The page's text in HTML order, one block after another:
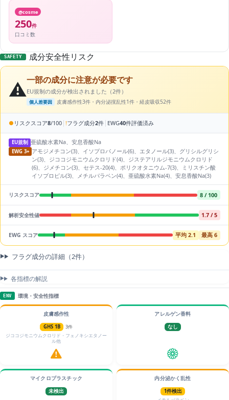
@cosme
250件
口コミ数
SAFETY 成分安全性リスク
⚠️一部の成分に注意が必要です
EU規制の成分が検出されました（2件）
個人差要因 皮膚感作性3件・内分泌撹乱性1件・経皮吸収52件
● リスクスコア8/100 | !フラグ成分2件 | EWG40件評価済み
EU規制 亜硫酸水素Na、安息香酸Na
EWG 3+ アモジメチコン(3)、イソプロパノール(6)、エタノール(3)、グリシルグリシ
ン(3)、ジココジモニウムクロリド(4)、ジステアリルジモニウムクロリド
(6)、ジメチコン(3)、セテス-20(4)、ポリクオタニウム-7(3)、ミリスチン酸
イソプロピル(3)、メチルパラベン(4)、亜硫酸水素Na(4)、安息香酸Na(3)
リスクスコア 8 / 100
解析安全性値 1.7 / 5
EWG スコア 平均 2.1 最高 6
フラグ成分の詳細（2件）
各指標の解説
ENV 環境・安全性指標
皮膚感作性
GHS 1B
3件
ジココジモニウムクロリド・フェノキシエタノー
ル他
アレルゲン香料
なし
マイクロプラスチック
未検出
内分泌かく乱性
1件検出